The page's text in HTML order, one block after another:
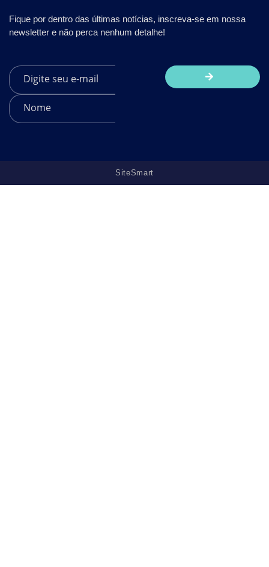
Fique por dentro das últimas notícias, inscreva-se em nossa
newsletter e não perca nenhum detalhe!
SiteSmart